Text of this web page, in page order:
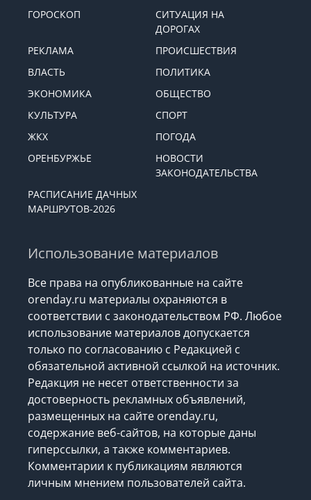
ГОРОСКОП
СИТУАЦИЯ НА
ДОРОГАХ
РЕКЛАМА
ПРОИСШЕСТВИЯ
ВЛАСТЬ
ПОЛИТИКА
ЭКОНОМИКА
ОБЩЕСТВО
КУЛЬТУРА
СПОРТ
ЖКХ
ПОГОДА
ОРЕНБУРЖЬЕ
НОВОСТИ
ЗАКОНОДАТЕЛЬСТВА
РАСПИСАНИЕ ДАЧНЫХ
МАРШРУТОВ-2026
Использование материалов
Все права на опубликованные на сайте
orenday.ru материалы охраняются в
соответствии с законодательством РФ. Любое
использование материалов допускается
только по согласованию с Редакцией с
обязательной активной ссылкой на источник.
Редакция не несет ответственности за
достоверность рекламных объявлений,
размещенных на сайте orenday.ru,
содержание веб-сайтов, на которые даны
гиперссылки, а также комментариев.
Комментарии к публикациям являются
личным мнением пользователей сайта.